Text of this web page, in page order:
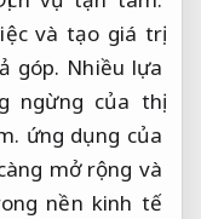
và tạo giá trị
góp. Nhiều lựa
ngừng của thị
ứng dụng của
mở rộng và
nền kinh tế